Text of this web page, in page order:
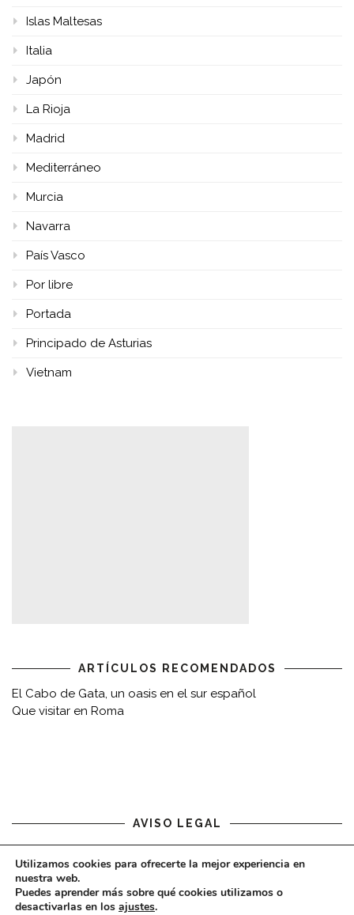
Islas Maltesas
Italia
Japón
La Rioja
Madrid
Mediterráneo
Murcia
Navarra
País Vasco
Por libre
Portada
Principado de Asturias
Vietnam
ARTÍCULOS RECOMENDADOS
El Cabo de Gata, un oasis en el sur español
Que visitar en Roma
AVISO LEGAL
Aviso legal
Utilizamos cookies para ofrecerte la mejor experiencia en
nuestra web.
Puedes aprender más sobre qué cookies utilizamos o
desactivarlas en los ajustes.